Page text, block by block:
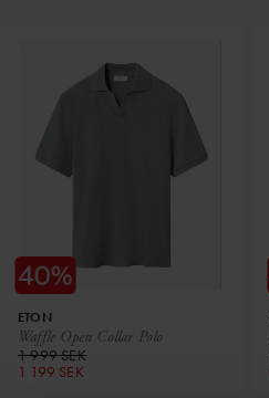
Waffle Open Collar Polo
ETON
1 999 SEK
1 199 SEK